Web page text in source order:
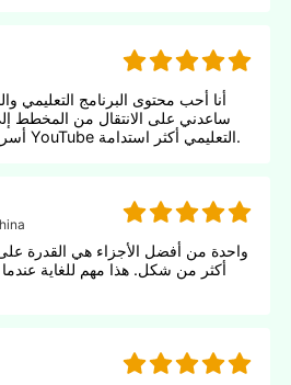
أنا أحب محتوى البرنامج التعليمي
ساعدني على الانتقال من المخطط
أسرع ، مما يجعل نشر محتوى YouTube التعليمي أكثر استدامة.
واحدة من أفضل الأجزاء هي القدرة
أكثر من شكل. هذا مهم للغاية